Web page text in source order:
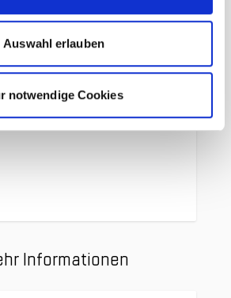
Auswahl erlauben
notwendige Cookies
Seitentasche und
Deckelfach
Informationen